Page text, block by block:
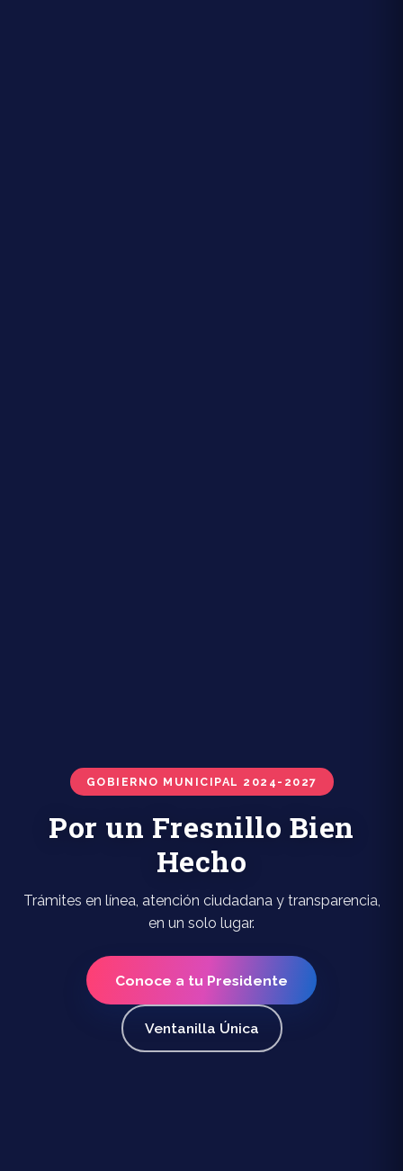
GOBIERNO MUNICIPAL 2024-2027
Por un Fresnillo Bien
Hecho
Trámites en línea, atención ciudadana y transparencia,
en un solo lugar.
Conoce a tu Presidente
Ventanilla Única